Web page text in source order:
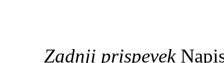
Zadnji prispevek